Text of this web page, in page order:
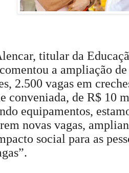
titular da
a ampliação
2.500 vagas em
conveniada, de R$ 10
equipamentos,
novas vagas,
social para as